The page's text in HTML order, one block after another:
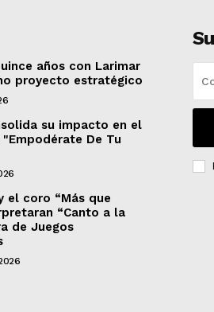
años con Larimar
proyecto estratégico
su impacto en el
De Tu
el coro “Más que
“Canto a la
de Juegos